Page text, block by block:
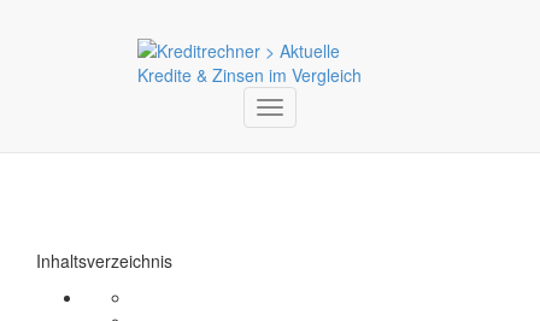
Toggle
navigation
Inhaltsverzeichnis